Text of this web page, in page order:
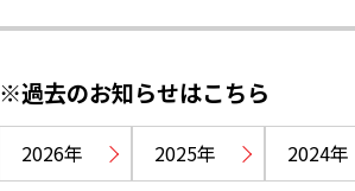
※過去のお知らせはこちら
2026 2025 2024